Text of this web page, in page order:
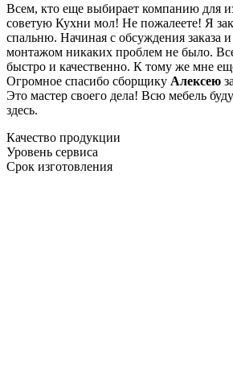
Всем, кто еще выбирает компанию для
советую Кухни мол! Не пожалеете! Я
спальню. Начиная с обсуждения заказа и
монтажом никаких проблем не было.
быстро и качественно. К тому же мне
Огромное спасибо сборщику Алексею
Это мастер своего дела! Всю мебель
здесь.
Качество продукции
Уровень сервиса
Срок изготовления